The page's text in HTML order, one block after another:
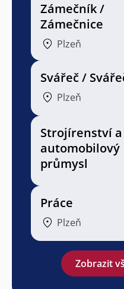
Zámečník /
Zámečnice
Plzeň
Svářeč /
Plzeň
Strojírenství a
automobilový
průmysl
Práce
Plzeň
Zobrazit